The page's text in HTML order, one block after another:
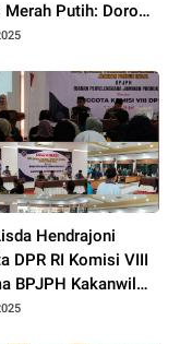
Merah Putih: Dorong
Pupuk Organik dan
Hendrajoni
DPR RI Komisi VIII
BPJPH Kakanwil
Roadshow